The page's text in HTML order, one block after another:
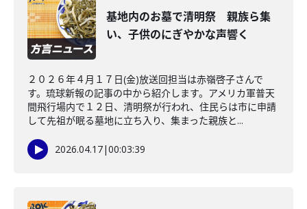
基地内のお墓で清明祭 親族ら集
い、子供のにぎやかな声響く
２０２６年４月１７日(金)放送回担当は赤嶺啓子さんで
す。琉球新報の記事の中から紹介します。アメリカ軍普天
間飛行場内で１２日、清明祭が行われ、住民らは市に申請
して先祖が眠る墓地に立ち入り、集まった親族と...
2026.04.17|00:03:39